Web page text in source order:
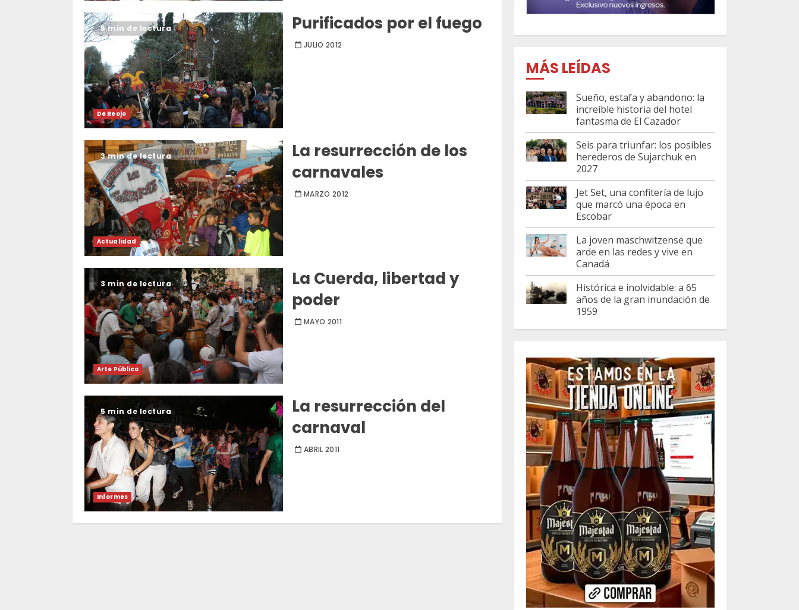
5 min de lectura
De Reojo
Purificados por el fuego
JULIO 2012
3 min de lectura
Actualidad
La resurrección de los
carnavales
MARZO 2012
3 min de lectura
Arte Público
La Cuerda, libertad y
poder
MAYO 2011
5 min de lectura
Informes
La resurrección del
carnaval
ABRIL 2011
MÁS LEÍDAS
Sueño, estafa y abandono: la
increíble historia del hotel
fantasma de El Cazador
Seis para triunfar: los posibles
herederos de Sujarchuk en
2027
Jet Set, una confitería de lujo
que marcó una época en
Escobar
La joven maschwitzense que
arde en las redes y vive en
Canadá
Histórica e inolvidable: a 65
años de la gran inundación de
1959